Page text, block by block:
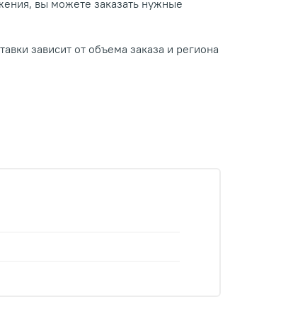
вы можете заказать нужные
зависит от объема заказа и региона